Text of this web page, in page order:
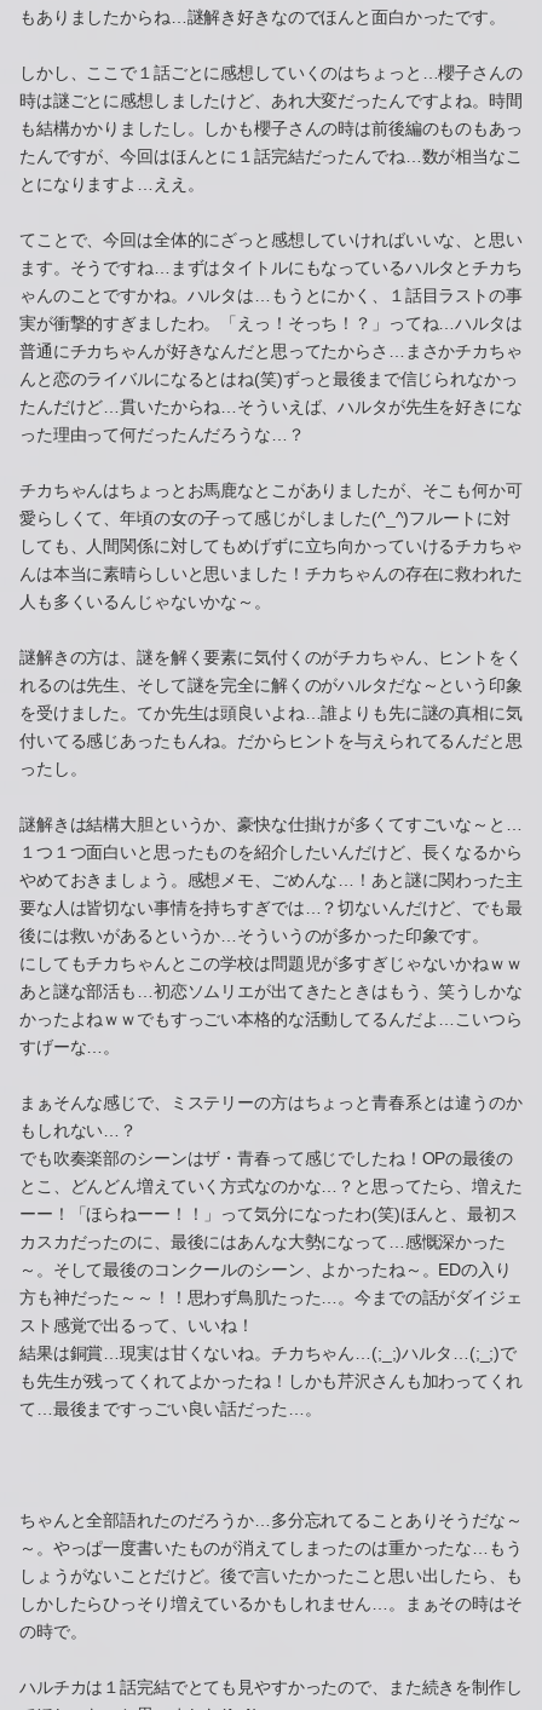
もありましたからね…謎解き好きなのでほんと面白かったです。
しかし、ここで１話ごとに感想していくのはちょっと…櫻子さんの
時は謎ごとに感想しましたけど、あれ大変だったんですよね。時間
も結構かかりましたし。しかも櫻子さんの時は前後編のものもあっ
たんですが、今回はほんとに１話完結だったんでね…数が相当なこ
とになりますよ…ええ。
てことで、今回は全体的にざっと感想していければいいな、と思い
ます。そうですね…まずはタイトルにもなっているハルタとチカち
ゃんのことですかね。ハルタは…もうとにかく、１話目ラストの事
実が衝撃的すぎましたわ。「えっ！そっち！？」ってね…ハルタは
普通にチカちゃんが好きなんだと思ってたからさ…まさかチカちゃ
んと恋のライバルになるとはね(笑)ずっと最後まで信じられなかっ
たんだけど…貫いたからね…そういえば、ハルタが先生を好きにな
った理由って何だったんだろうな…？
チカちゃんはちょっとお馬鹿なとこがありましたが、そこも何か可
愛らしくて、年頃の女の子って感じがしました(^_^)フルートに対
しても、人間関係に対してもめげずに立ち向かっていけるチカちゃ
んは本当に素晴らしいと思いました！チカちゃんの存在に救われた
人も多くいるんじゃないかな～。
謎解きの方は、謎を解く要素に気付くのがチカちゃん、ヒントをく
れるのは先生、そして謎を完全に解くのがハルタだな～という印象
を受けました。てか先生は頭良いよね…誰よりも先に謎の真相に気
付いてる感じあったもんね。だからヒントを与えられてるんだと思
ったし。
謎解きは結構大胆というか、豪快な仕掛けが多くてすごいな～と…
１つ１つ面白いと思ったものを紹介したいんだけど、長くなるから
やめておきましょう。感想メモ、ごめんな…！あと謎に関わった主
要な人は皆切ない事情を持ちすぎでは…？切ないんだけど、でも最
後には救いがあるというか…そういうのが多かった印象です。
にしてもチカちゃんとこの学校は問題児が多すぎじゃないかねｗｗ
あと謎な部活も…初恋ソムリエが出てきたときはもう、笑うしかな
かったよねｗｗでもすっごい本格的な活動してるんだよ…こいつら
すげーな…。
まぁそんな感じで、ミステリーの方はちょっと青春系とは違うのか
もしれない…？
でも吹奏楽部のシーンはザ・青春って感じでしたね！OPの最後の
とこ、どんどん増えていく方式なのかな…？と思ってたら、増えた
ーー！「ほらねーー！！」って気分になったわ(笑)ほんと、最初ス
カスカだったのに、最後にはあんな大勢になって…感慨深かった
～。そして最後のコンクールのシーン、よかったね～。EDの入り
方も神だった～～！！思わず鳥肌たった…。今までの話がダイジェ
スト感覚で出るって、いいね！
結果は銅賞…現実は甘くないね。チカちゃん…(;_;)ハルタ…(;_;)で
も先生が残ってくれてよかったね！しかも芹沢さんも加わってくれ
て…最後まですっごい良い話だった…。
ちゃんと全部語れたのだろうか…多分忘れてることありそうだな～
～。やっぱ一度書いたものが消えてしまったのは重かったな…もう
しょうがないことだけど。後で言いたかったこと思い出したら、も
しかしたらひっそり増えているかもしれません…。まぁその時はそ
の時で。
ハルチカは１話完結でとても見やすかったので、また続きを制作し